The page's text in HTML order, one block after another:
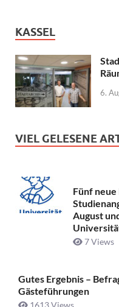
KASSEL
6.
VIEL GELESENE
Fünf
August
7 Views
Gutes Ergebnis –
Gästeführungen
1613 Views